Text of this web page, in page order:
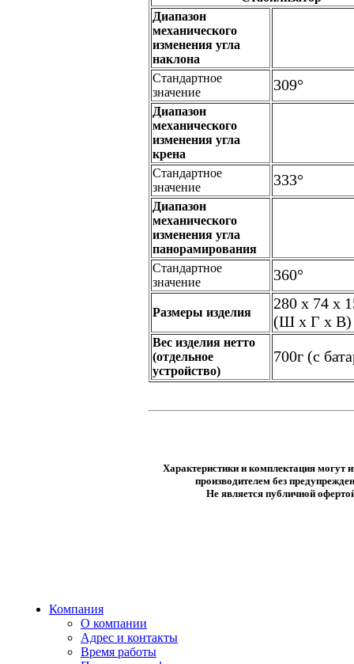
Диапазон
механического
изменения угла
наклона
Стандартное
значение
309°
Диапазон
механического
изменения угла
крена
Стандартное
значение
333°
Диапазон
механического
изменения угла
панорамирования
Стандартное
значение
360°
Размеры изделия
280 х 74 х
(Ш х Г х В)
Вес изделия нетто
(отдельное
устройство)
700г (с
Характеристики и комплектация могут
производителем без
Не является публичной
Компания
О компании
Адрес и контакты
Время работы